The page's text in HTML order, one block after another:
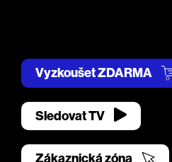
Vyzkoušet ZDARMA
Sledovat TV
Zákaznická zóna